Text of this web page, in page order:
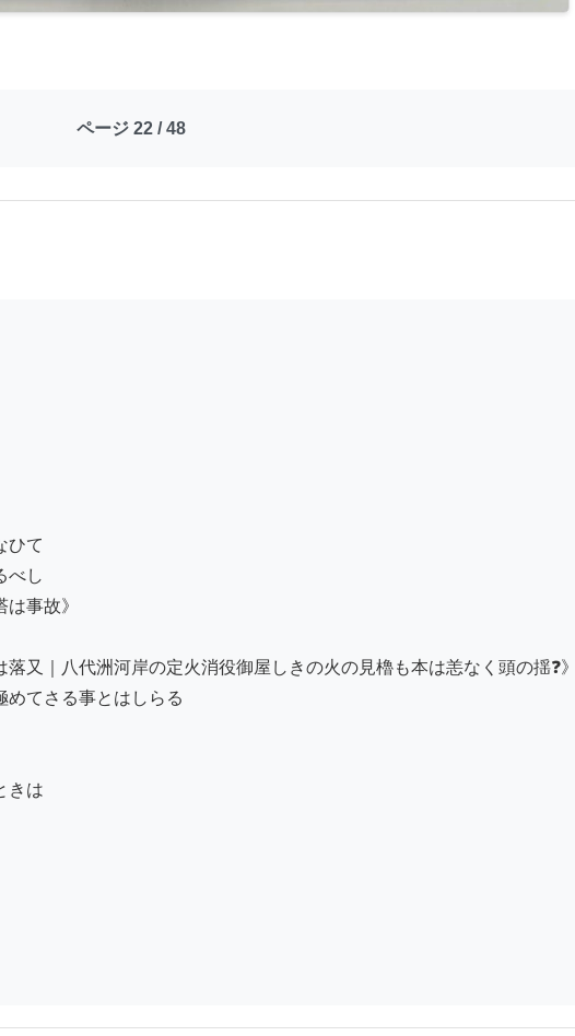
ページ 22 / 48
ひて
べし
事故》
又｜八代洲河岸の定火消役御屋しきの火の見櫓も本は恙なく頭の揺❓》
めてさる事とはしらる
きは